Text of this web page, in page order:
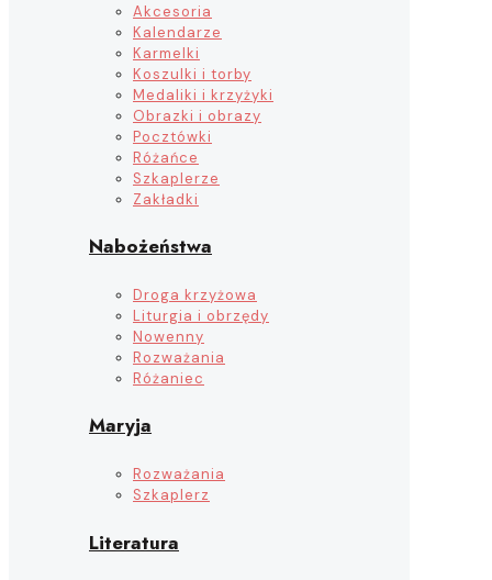
Akcesoria
Kalendarze
Karmelki
Koszulki i torby
Medaliki i krzyżyki
Obrazki i obrazy
Pocztówki
Różańce
Szkaplerze
Zakładki
Nabożeństwa
Droga krzyżowa
Liturgia i obrzędy
Nowenny
Rozważania
Różaniec
Maryja
Rozważania
Szkaplerz
Literatura